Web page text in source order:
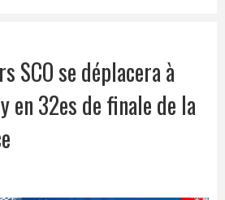
SCO se déplacera à
en 32es de finale de la